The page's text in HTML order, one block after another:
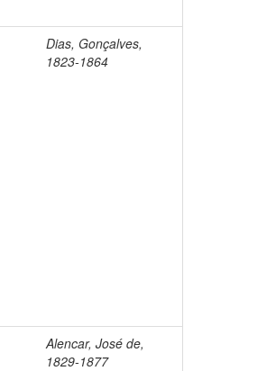
Dias, Gonçalves,
1823-1864
Alencar, José de,
1829-1877